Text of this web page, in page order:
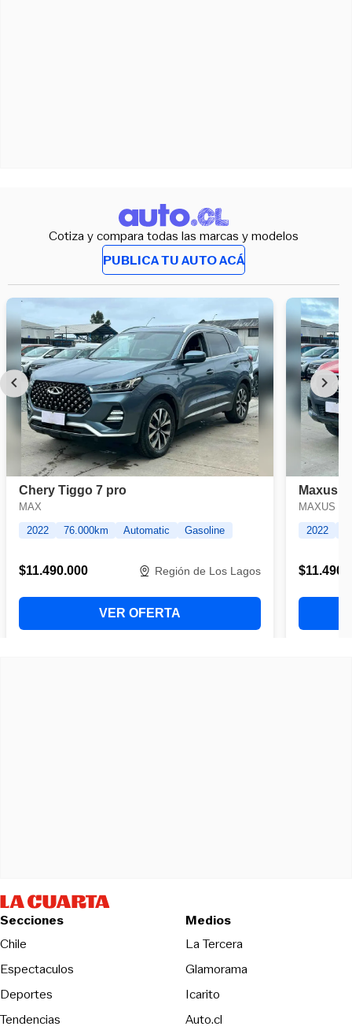
Cotiza y compara todas las marcas y modelos
PUBLICA TU AUTO ACÁ
Secciones
Chile
Espectaculos
Deportes
Tendencias
Medios
La TerceraOpens in new
Glamorama
Icarito
Auto.cl